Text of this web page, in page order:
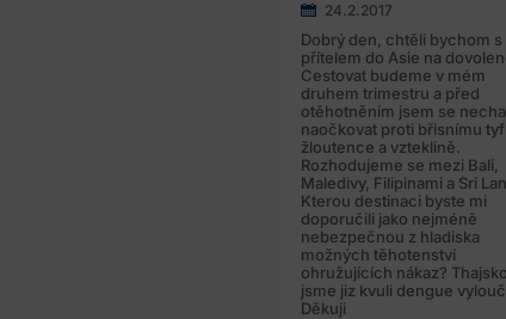
24.2.2017
Dobrý den, chtěli bychom s
přítelem do Asie na
Cestovat budeme v mém
druhem trimestru a před
otěhotněním jsem se
naočkovat proti břisnímu
žloutence a vzteklině.
Rozhodujeme se mezi Bali,
Maledivy, Filipinami a Sri
Kterou destinaci byste mi
doporučili jako nejméně
nebezpečnou z hladiska
možných těhotenství
ohružujících nákaz? Thajsko
jsme jiz kvuli dengue
Děkuji